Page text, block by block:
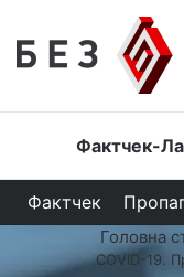
Головна
Фактчек-
Фактчек
Головна
COVID-19.